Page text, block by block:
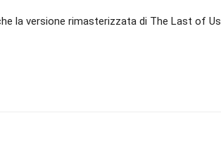
la versione rimasterizzata di The Last of Us